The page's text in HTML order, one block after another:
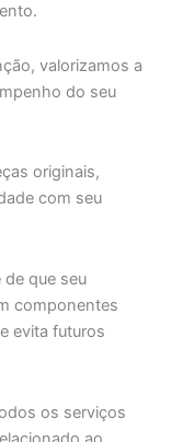
valorizamos a
do seu
originais,
com seu
de que seu
componentes
evita futuros
os serviços